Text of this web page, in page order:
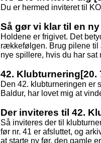
Du er hermed inviteret til
Så gør vi klar til en
Holdene er frigivet. Det
rækkefølgen. Brug pilene til
nye spillere, hvis du har
42. Klubturnering[20.
Den 42. klubturneringen er
Baldur, har lovet mig at
Der inviteres til 42.
Så inviteres der til
før nr. 41 er afsluttet, og
at starte ny før, den gamle